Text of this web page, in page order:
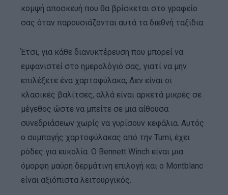
κομψή αποσκευή που θα βρίσκεται στο γραφείο
σας όταν παρουσιάζονται αυτά τα διεθνή ταξίδια.
Έτσι, για κάθε διανυκτέρευση που μπορεί να
εμφανιστεί στο ημερολόγιό σας, γιατί να μην
επιλέξετε ένα χαρτοφύλακα; Δεν είναι οι
κλασικές βαλίτσες, αλλά είναι αρκετά μικρές σε
μέγεθος ώστε να μπείτε σε μια αίθουσα
συνεδριάσεων χωρίς να γυρίσουν κεφάλια. Αυτός
ο συμπαγής χαρτοφύλακας από την Tumi, έχει
ρόδες για ευκολία. Ο Bennett Winch είναι μια
όμορφη μαύρη δερμάτινη επιλογή και ο Montblanc
είναι αξιόπιστα λειτουργικός.